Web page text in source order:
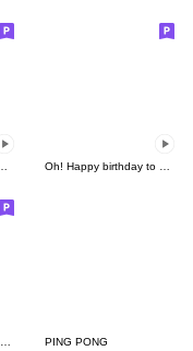
PING PONG